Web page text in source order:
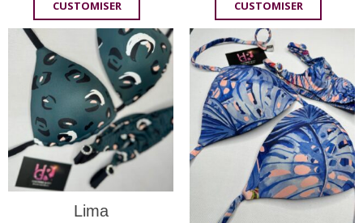
CUSTOMISER CUSTOMISER
Lima